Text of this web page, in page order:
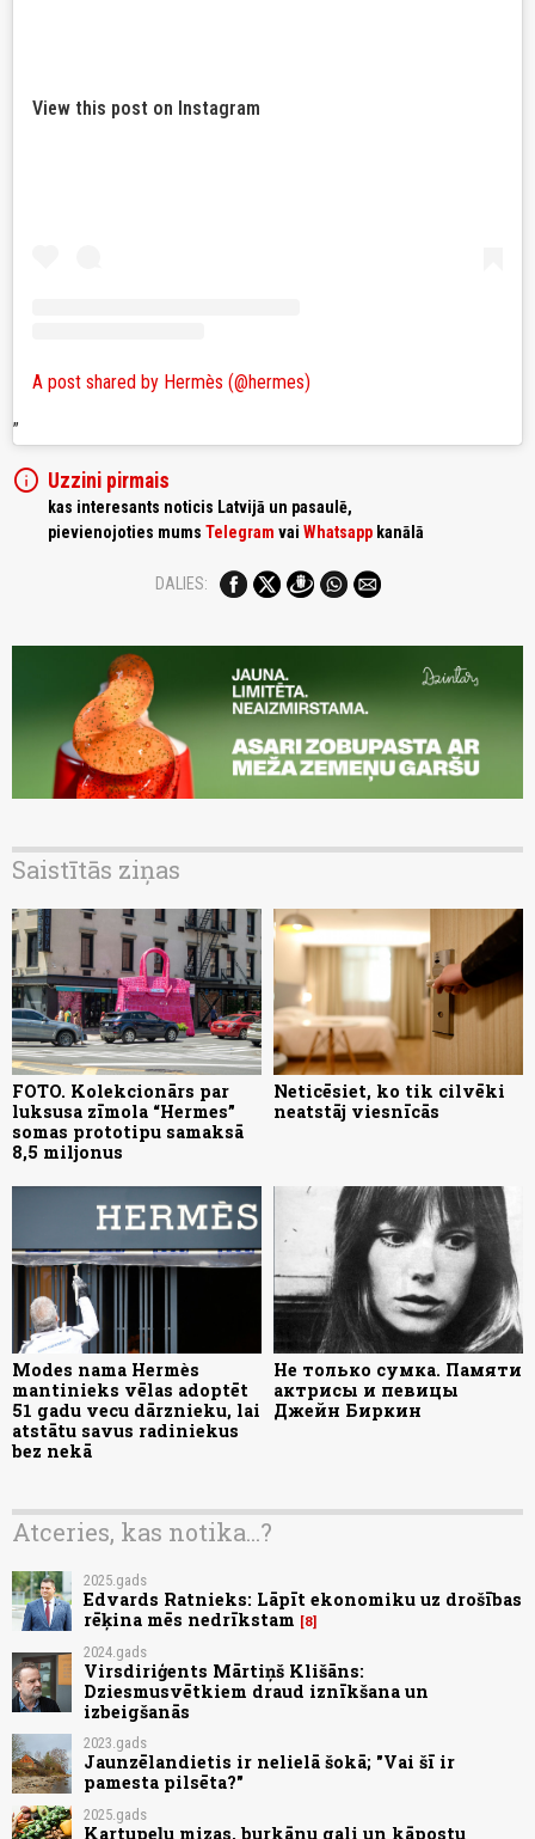
View this post on Instagram
A post shared by Hermès (@hermes)
info Uzzini pirmais
kas interesants noticis Latvijā un pasaulē,
pievienojoties mums Telegram vai Whatsapp kanālā
DALIES:
Saistītās ziņas
FOTO. Kolekcionārs par
luksusa zīmola “Hermes”
somas prototipu samaksā
8,5 miljonus
Neticēsiet, ko tik cilvēki
neatstāj viesnīcās
Modes nama Hermès
mantinieks vēlas adoptēt
51 gadu vecu dārznieku, lai
atstātu savus radiniekus
bez nekā
Не только сумка. Памяти
актрисы и певицы
Джейн Биркин
Atceries, kas notika...?
2025.gads
Edvards Ratnieks: Lāpīt ekonomiku uz drošības
rēķina mēs nedrīkstam
8
2024.gads
Virsdiriģents Mārtiņš Klišāns:
Dziesmusvētkiem draud iznīkšana un
izbeigšanās
2023.gads
Jaunzēlandietis ir nelielā šokā; "Vai šī ir
pamesta pilsēta?"
2025.gads
Kartupeļu mizas, burkānu gali un kāpostu